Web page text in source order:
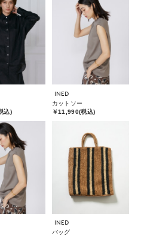
込)
INED
カットソー
￥11,990(税込)
INED
バッグ